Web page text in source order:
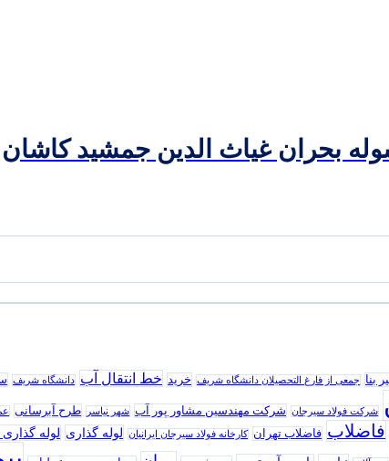
بحران غیاث الدین جمشید کاشان
بنا جمعی از فارغ التحصیلان دانشگاه شریف خرید خط انتقال آب دانشگاه شریف
شرکت فولاد سيرجان شرکت مهندسین مشاور پور آب شهر نیاسر طرح آبرسانی
فاضلاب فاضلاب تهران كارخانه فولاد سيرجان ايرانيان لوله گذاری لوله